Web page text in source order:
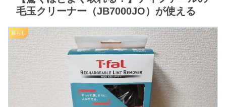
毛玉クリーナー（JB7000JO）が使える
暮らし